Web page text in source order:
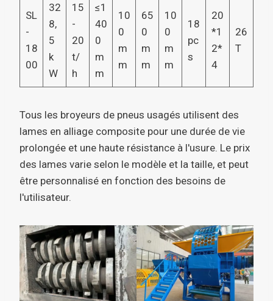
SL
-
18
00
32
8,
5
k
W
15
-
20
t/
h
≤1
40
0
m
m
10
0
m
m
65
0
m
m
10
0
m
m
18
pc
s
20
*1
2*
4
26
T
Tous les broyeurs de pneus usagés utilisent des
lames en alliage composite pour une durée de vie
prolongée et une haute résistance à l'usure. Le prix
des lames varie selon le modèle et la taille, et peut
être personnalisé en fonction des besoins de
l'utilisateur.